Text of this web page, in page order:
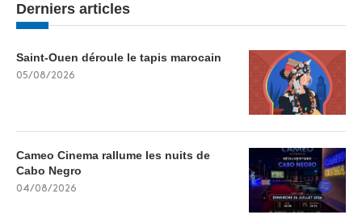
Derniers articles
Saint-Ouen déroule le tapis marocain
05/08/2026
Cameo Cinema rallume les nuits de
Cabo Negro
04/08/2026